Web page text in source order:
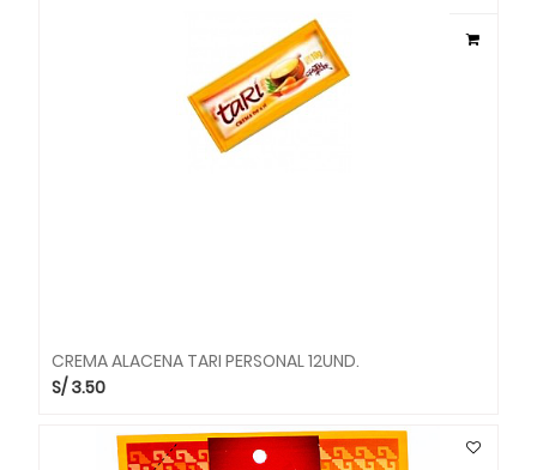
CREMA ALACENA TARI PERSONAL 12UND.
S/3.50